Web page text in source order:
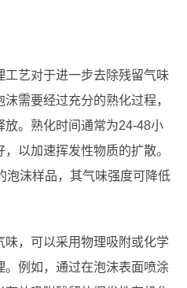
艺对于进一步去除残留气味
需要经过充分的熟化过程，
放。熟化时间通常为24-48小
以加速挥发性物质的扩散。
泡沫样品，其气味强度可降低
，可以采用物理吸附或化学
例如，通过在泡沫表面喷涂